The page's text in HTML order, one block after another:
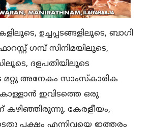
ഉച്ചപ്പടങ്ങളിലൂടെ, ബാഗി
ഗമ്പ് സിനിമയിലൂടെ,
ദളപതിയിലൂടെ
മറ്റു അനേകം സാംസ്കാരിക
ഇവിടത്തെ ഒരു
കേരളീയം,